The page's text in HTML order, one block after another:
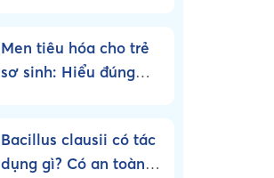
Men tiêu hóa cho trẻ
sơ sinh: Hiểu đúng
Bacillus clausii có tác
dụng gì? Có an toàn